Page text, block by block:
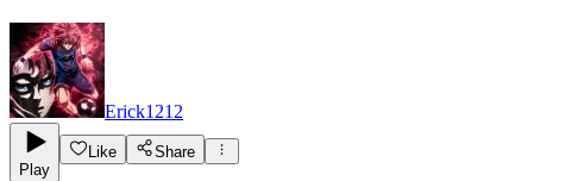
Erick1212
Play
Like Share